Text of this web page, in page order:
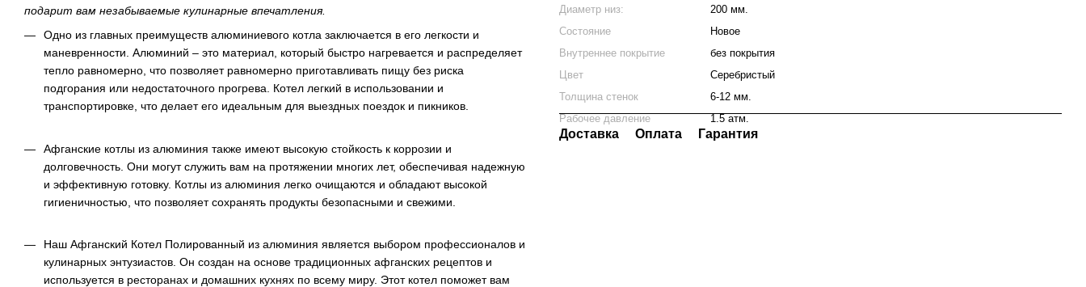
подарит вам незабываемые кулинарные впечатления.
Одно из главных преимуществ алюминиевого котла заключается в его легкости и
маневренности. Алюминий – это материал, который быстро нагревается и распределяет
тепло равномерно, что позволяет равномерно приготавливать пищу без риска
подгорания или недостаточного прогрева. Котел легкий в использовании и
транспортировке, что делает его идеальным для выездных поездок и пикников.
Афганские котлы из алюминия также имеют высокую стойкость к коррозии и
долговечность. Они могут служить вам на протяжении многих лет, обеспечивая надежную
и эффективную готовку. Котлы из алюминия легко очищаются и обладают высокой
гигиеничностью, что позволяет сохранять продукты безопасными и свежими.
Наш Афганский Котел Полированный из алюминия является выбором профессионалов и
кулинарных энтузиастов. Он создан на основе традиционных афганских рецептов и
используется в ресторанах и домашних кухнях по всему миру. Этот котел поможет вам
Диаметр низ:
200 мм.
Состояние
Новое
Внутреннее покрытие
без покрытия
Цвет
Серебристый
Толщина стенок
6-12 мм.
Рабочее давление
1.5 атм.
Доставка Оплата Гарантия